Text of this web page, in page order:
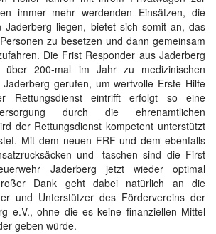
immer mehr werdenden Einsätzen, die
Jaderberg liegen, bietet sich somit an, das
zu besetzen und dann gemeinsam
Die Frist Responder aus Jaderberg
über 200-mal im Jahr zu medizinischen
gerufen, um wertvolle Erste Hilfe
Rettungsdienst eintrifft erfolgt so eine
durch die ehrenamtlichen
der Rettungsdienst kompetent unterstützt
Mit dem neuen FRF und dem ebenfalls
und -taschen sind die First
Jaderberg jetzt wieder optimal
Dank geht dabei natürlich an die
und Unterstützer des Fördervereins der
e.V., ohne die es keine finanziellen Mittel
geben würde.